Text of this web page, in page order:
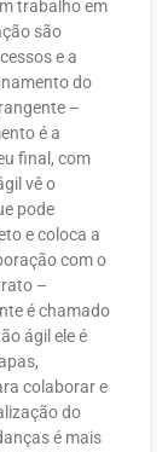
trabalho em
são
e a
do
–
é a
final, com
vê o
pode
e coloca a
com o
–
é chamado
ágil ele é
colaborar e
do
é mais